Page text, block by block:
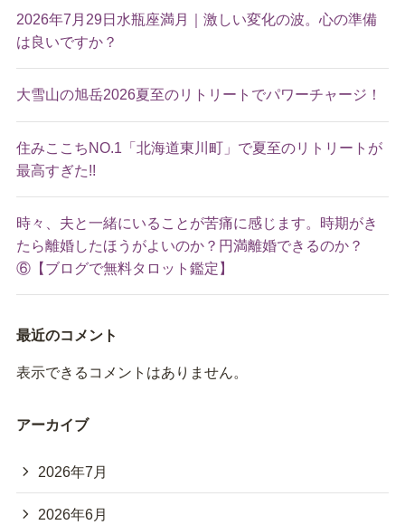
2026年7月29日水瓶座満月｜激しい変化の波。心の準備
は良いですか？
大雪山の旭岳2026夏至のリトリートでパワーチャージ！
住みここちNO.1「北海道東川町」で夏至のリトリートが
最高すぎた!!
時々、夫と一緒にいることが苦痛に感じます。時期がき
たら離婚したほうがよいのか？円満離婚できるのか？
⑥【ブログで無料タロット鑑定】
最近のコメント
表示できるコメントはありません。
アーカイブ
2026年7月
2026年6月